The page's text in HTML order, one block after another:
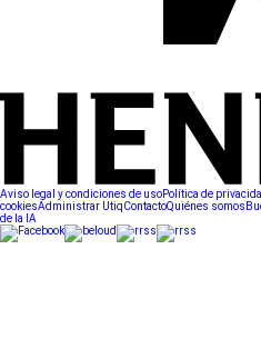
Aviso legal y condiciones de usoPolítica de
cookiesAdministrar UtiqContactoQuiénes somos
de la IA